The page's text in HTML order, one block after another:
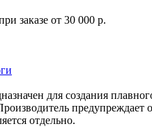
заказе от 30 000 р.
для создания
предупреждает
отдельно.